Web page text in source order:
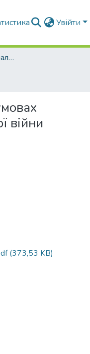
Увійти
Конференції та матеріали конференцій
війни
(373,53 KB)